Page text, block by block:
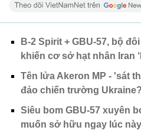
B-2 Spirit + GBU-57, bộ
khiến cơ sở hạt nhân Iran
Tên lửa Akeron MP - 'sát
đảo chiến trường Ukraine?
Siêu bom GBU-57 xuyên
muốn sở hữu ngay lúc này